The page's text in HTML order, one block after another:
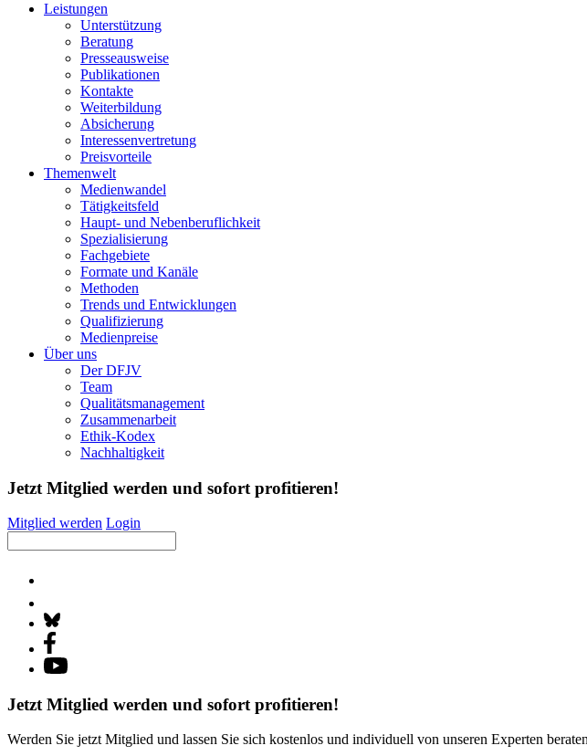
Leistungen
Unterstützung
Beratung
Presseausweise
Publikationen
Kontakte
Weiterbildung
Absicherung
Interessenvertretung
Preisvorteile
Themenwelt
Medienwandel
Tätigkeitsfeld
Haupt- und Nebenberuflichkeit
Spezialisierung
Fachgebiete
Formate und Kanäle
Methoden
Trends und Entwicklungen
Qualifizierung
Medienpreise
Über uns
Der DFJV
Team
Qualitätsmanagement
Zusammenarbeit
Ethik-Kodex
Nachhaltigkeit
Jetzt Mitglied werden und sofort profitieren!
Mitglied werden Login
Jetzt Mitglied werden und sofort profitieren!
Werden Sie jetzt Mitglied und lassen Sie sich kostenlos und individuell von unseren Experten